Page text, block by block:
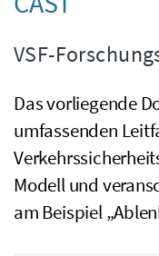
VSF-
Das vorliegende
umfassenden
Modell und
am Beispiel